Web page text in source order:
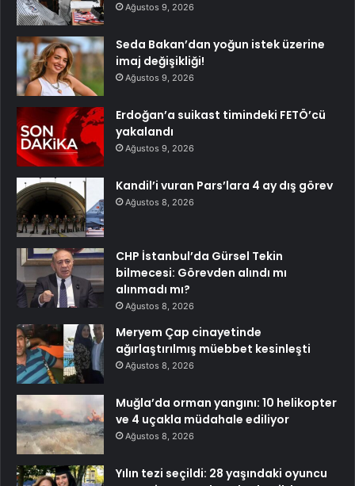
Ağustos 9, 2026
Seda Bakan’dan yoğun istek üzerine
imaj değişikliği!
Ağustos 9, 2026
Erdoğan’a suikast timindeki FETÖ’cü
yakalandı
Ağustos 9, 2026
Kandil’i vuran Pars’lara 4 ay dış görev
Ağustos 8, 2026
CHP İstanbul’da Gürsel Tekin
bilmecesi: Görevden alındı mı
alınmadı mı?
Ağustos 8, 2026
Meryem Çap cinayetinde
ağırlaştırılmış müebbet kesinleşti
Ağustos 8, 2026
Muğla’da orman yangını: 10 helikopter
ve 4 uçakla müdahale ediliyor
Ağustos 8, 2026
Yılın tezi seçildi: 28 yaşındaki oyuncu